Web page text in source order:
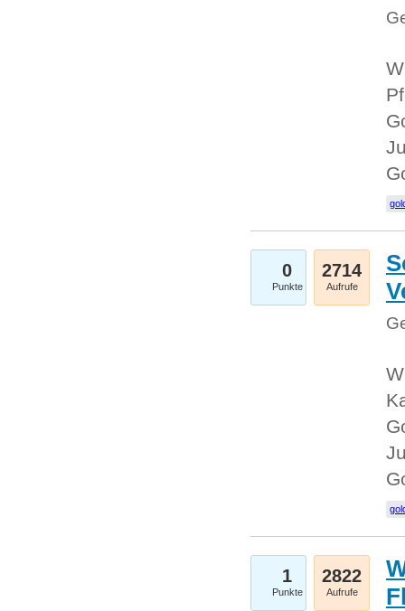
0
Punkte
2714
Aufrufe
1
Punkte
2822
Aufrufe